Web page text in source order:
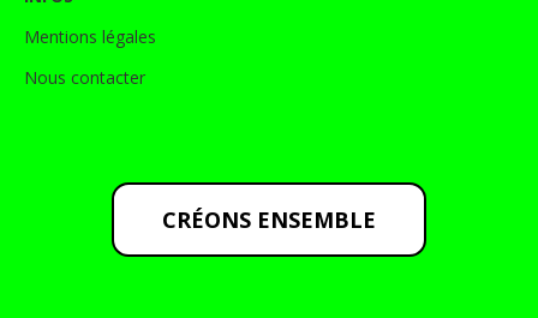
Mentions légales
Nous contacter
CRÉONS ENSEMBLE